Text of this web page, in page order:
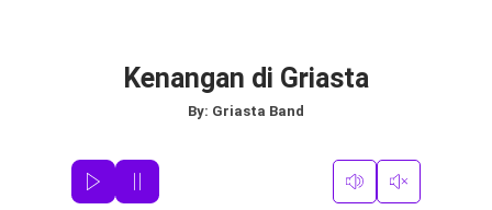
Kenangan di Griasta
By: Griasta Band